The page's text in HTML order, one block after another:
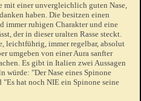
mit einer unvergleichlich guten Nase,
haben. Die besitzen einen
immer ruhigen Charakter und eine
der in dieser uralten Rasse steckt.
leichtführig, immer regelbar, absolut
umgeben von einer Aura sanfter
Es gibt in Italien zwei Aussagen
würde: "Der Nase eines Spinone
hat noch NIE ein Spinone seine